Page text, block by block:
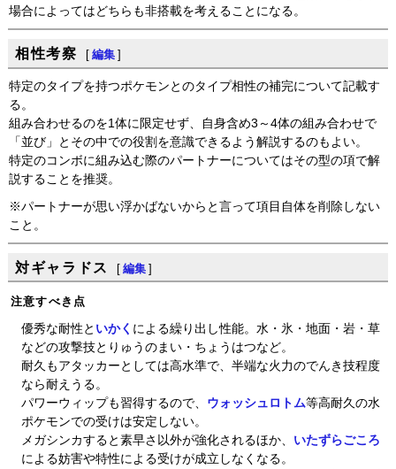
場合によってはどちらも非搭載を考えることになる。
相性考察 [ 編集 ]
特定のタイプを持つポケモンとのタイプ相性の補完について記載す
る。
組み合わせるのを1体に限定せず、自身含め3～4体の組み合わせで
「並び」とその中での役割を意識できるよう解説するのもよい。
特定のコンボに組み込む際のパートナーについてはその型の項で解
説することを推奨。
※パートナーが思い浮かばないからと言って項目自体を削除しない
こと。
対ギャラドス [ 編集 ]
注意すべき点
優秀な耐性と いかく による繰り出し性能。水・氷・地面・岩・草
などの攻撃技とりゅうのまい・ちょうはつなど。
耐久もアタッカーとしては高水準で、半端な火力のでんき技程度
なら耐えうる。
パワーウィップも習得するので、 ウォッシュロトム等高耐久の水
ポケモンでの受けは安定しない。
メガシンカすると素早さ以外が強化されるほか、 いたずらごころ
による妨害や特性による受けが成立しなくなる。